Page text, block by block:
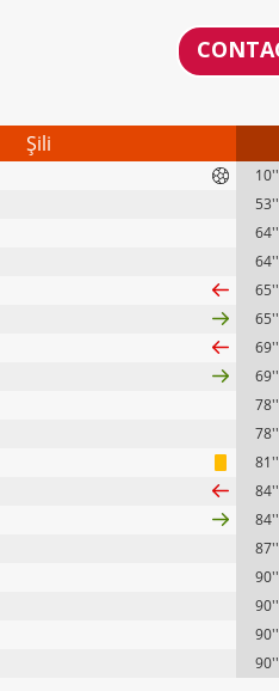
Şili
10''
53''
64''
64''
65''
65''
69''
69''
78''
78''
81''
84''
84''
87''
90''
90''
90''
90''